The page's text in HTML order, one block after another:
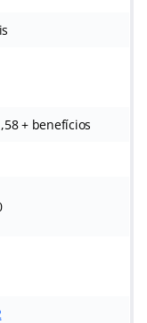
+ benefícios